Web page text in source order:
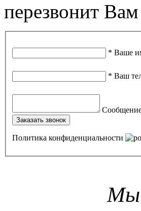
перезвонит
* Ваше
* Ваш
Заказать звонок
Политика конфиденциальности
Мы